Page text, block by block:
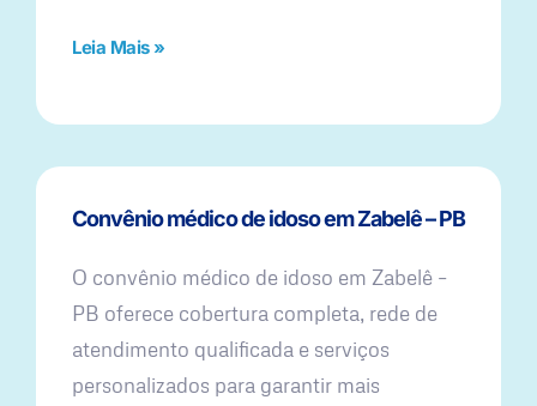
Leia Mais »
Convênio médico de idoso em Zabelê – PB
O convênio médico de idoso em Zabelê –
PB oferece cobertura completa, rede de
atendimento qualificada e serviços
personalizados para garantir mais